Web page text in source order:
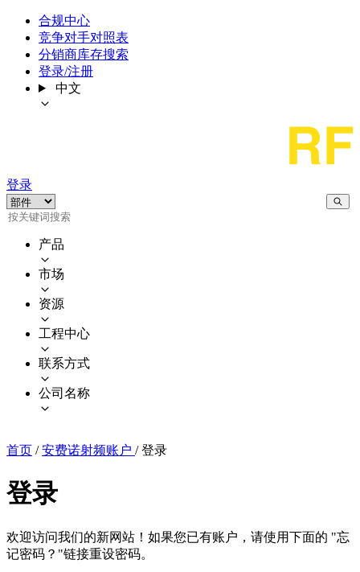
合规中心
竞争对手对照表
分销商库存搜索
登录/注册
中文
登录
产品
市场
资源
工程中心
联系方式
公司名称
首页 / 安费诺射频账户 / 登录
登录
欢迎访问我们的新网站！如果您已有账户，请使用下面的 "忘
记密码？"链接重设密码。